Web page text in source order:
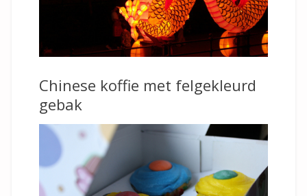
Chinese koffie met felgekleurd
gebak